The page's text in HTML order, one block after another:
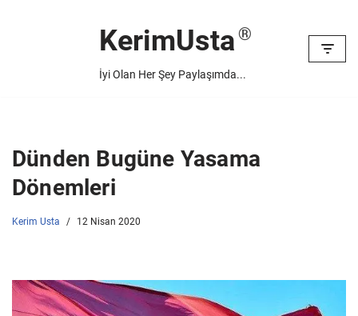
KerimUsta
İyi Olan Her Şey Paylaşımda...
Dünden Bugüne Yasama
Dönemleri
Kerim Usta 12 Nisan 2020